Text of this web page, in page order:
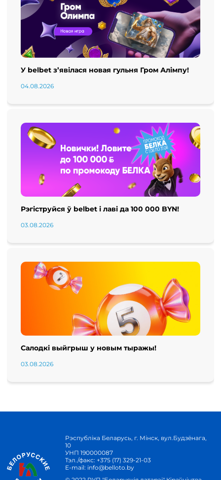
У belbet з’явілася новая гульня Гром Алімпу!
04.08.2026
Рэгіструйся ў belbet і лаві да 100 000 BYN!
03.08.2026
Салодкі выйгрыш у новым тыражы!
03.08.2026
Рэспубліка Беларусь, г. Мінск, вул.Будзёнага,
10
УНП 190000087
Тэл./факс: +375 (17) 329-21-03
E-mail: info@belloto.by